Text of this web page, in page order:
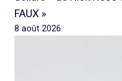
FAUX »
8 août 2026